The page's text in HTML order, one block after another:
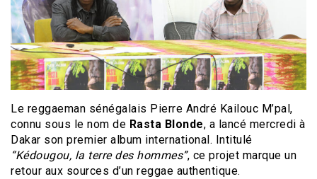
Le reggaeman sénégalais Pierre André Kailouc M’pal,
connu sous le nom de Rasta Blonde, a lancé mercredi à
Dakar son premier album international. Intitulé
“Kédougou, la terre des hommes”, ce projet marque un
retour aux sources d’un reggae authentique.